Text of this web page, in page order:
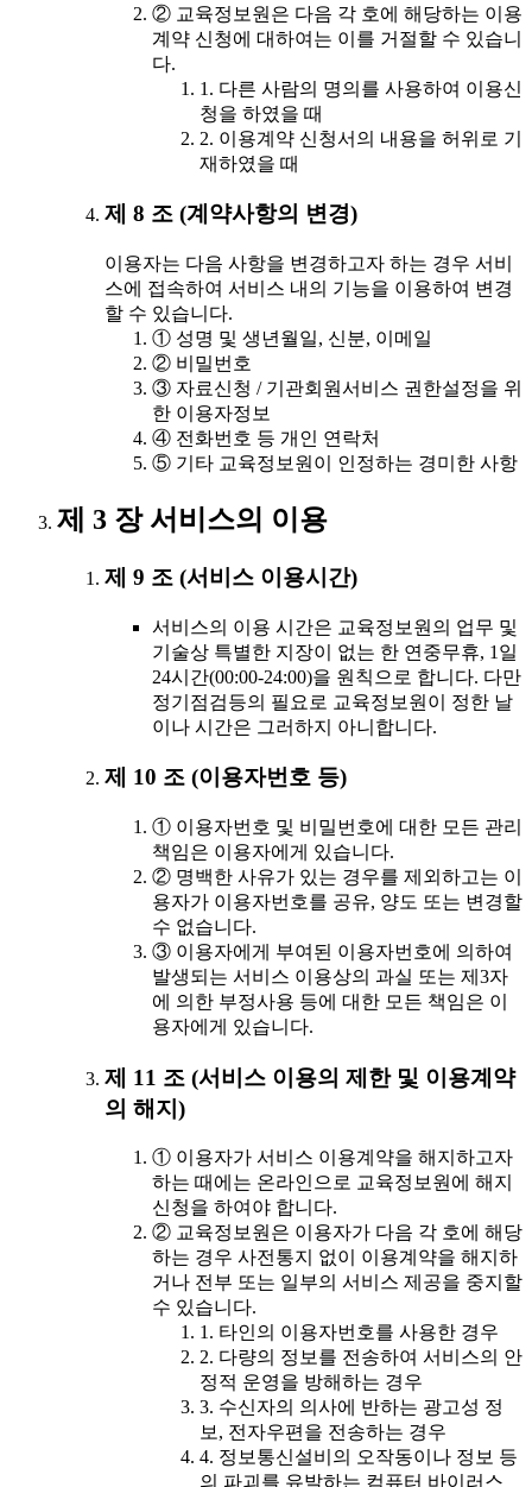
② 교육정보원은 다음 각 호에 해당하는 이용
계약 신청에 대하여는 이를 거절할 수 있습니
다.
1. 다른 사람의 명의를 사용하여 이용신
청을 하였을 때
2. 이용계약 신청서의 내용을 허위로 기
재하였을 때
제 8 조 (계약사항의 변경)
이용자는 다음 사항을 변경하고자 하는 경우 서비
스에 접속하여 서비스 내의 기능을 이용하여 변경
할 수 있습니다.
① 성명 및 생년월일, 신분, 이메일
② 비밀번호
③ 자료신청 / 기관회원서비스 권한설정을 위
한 이용자정보
④ 전화번호 등 개인 연락처
⑤ 기타 교육정보원이 인정하는 경미한 사항
제 3 장 서비스의 이용
제 9 조 (서비스 이용시간)
서비스의 이용 시간은 교육정보원의 업무 및
기술상 특별한 지장이 없는 한 연중무휴, 1일
24시간(00:00-24:00)을 원칙으로 합니다. 다만
정기점검등의 필요로 교육정보원이 정한 날
이나 시간은 그러하지 아니합니다.
제 10 조 (이용자번호 등)
① 이용자번호 및 비밀번호에 대한 모든 관리
책임은 이용자에게 있습니다.
② 명백한 사유가 있는 경우를 제외하고는 이
용자가 이용자번호를 공유, 양도 또는 변경할
수 없습니다.
③ 이용자에게 부여된 이용자번호에 의하여
발생되는 서비스 이용상의 과실 또는 제3자
에 의한 부정사용 등에 대한 모든 책임은 이
용자에게 있습니다.
제 11 조 (서비스 이용의 제한 및 이용계약
의 해지)
① 이용자가 서비스 이용계약을 해지하고자
하는 때에는 온라인으로 교육정보원에 해지
신청을 하여야 합니다.
② 교육정보원은 이용자가 다음 각 호에 해당
하는 경우 사전통지 없이 이용계약을 해지하
거나 전부 또는 일부의 서비스 제공을 중지할
수 있습니다.
1. 타인의 이용자번호를 사용한 경우
2. 다량의 정보를 전송하여 서비스의 안
정적 운영을 방해하는 경우
3. 수신자의 의사에 반하는 광고성 정
보, 전자우편을 전송하는 경우
4. 정보통신설비의 오작동이나 정보 등
의 파괴를 유발하는 컴퓨터 바이러스